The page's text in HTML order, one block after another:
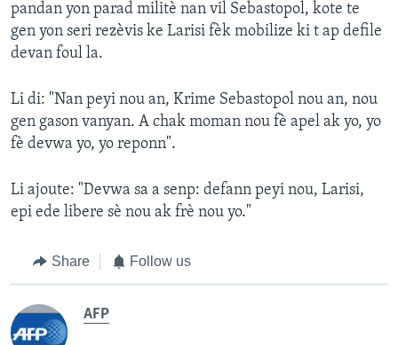
pandan yon parad militè nan vil Sebastopol, kote te
gen yon seri rezèvis ke Larisi fèk mobilize ki t ap defile
devan foul la.
Li di: "Nan peyi nou an, Krime Sebastopol nou an, nou
gen gason vanyan. A chak moman nou fè apel ak yo, yo
fè devwa yo, yo reponn".
Li ajoute: "Devwa sa a senp: defann peyi nou, Larisi,
epi ede libere sè nou ak frè nou yo."
Share Follow us
AFP